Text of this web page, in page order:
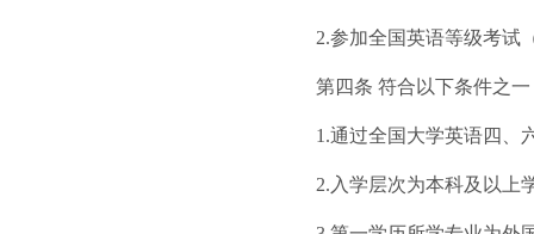
2.参加全国英语等级考试
第四条 符合以下条件之
1.通过全国大学英语四、
2.入学层次为本科及以上